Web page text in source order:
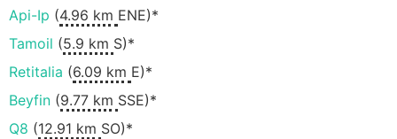
Api-Ip (4.96 km ENE)*
Tamoil (5.9 km S)*
Retitalia (6.09 km E)*
Beyfin (9.77 km SSE)*
Q8 (12.91 km SO)*